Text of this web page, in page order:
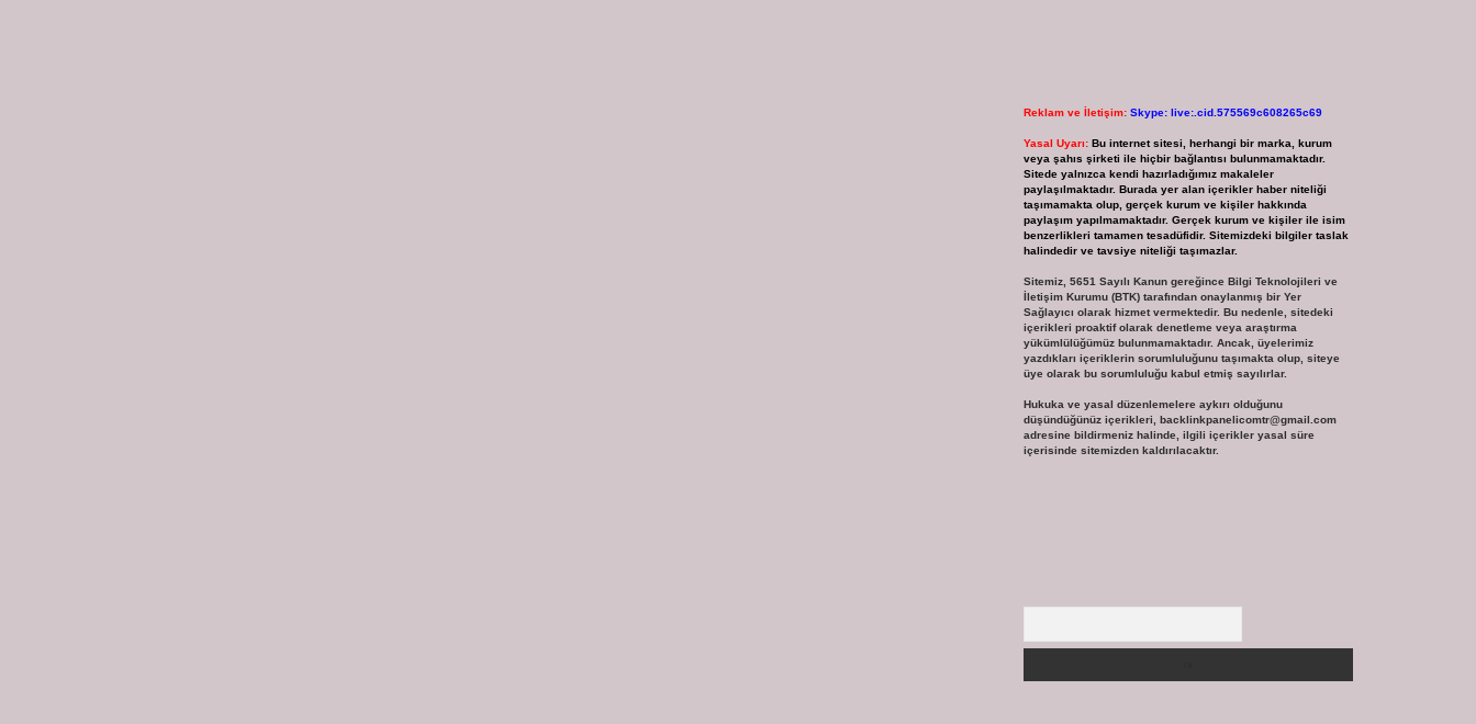
Reklam ve İletişim: Skype: live:.cid.575569c608265c69
Yasal Uyarı: Bu internet sitesi, herhangi bir marka, kurum
veya şahıs şirketi ile hiçbir bağlantısı bulunmamaktadır.
Sitede yalnızca kendi hazırladığımız makaleler
paylaşılmaktadır. Burada yer alan içerikler haber niteliği
taşımamakta olup, gerçek kurum ve kişiler hakkında
paylaşım yapılmamaktadır. Gerçek kurum ve kişiler ile isim
benzerlikleri tamamen tesadüfidir. Sitemizdeki bilgiler taslak
halindedir ve tavsiye niteliği taşımazlar.
Sitemiz, 5651 Sayılı Kanun gereğince Bilgi Teknolojileri ve
İletişim Kurumu (BTK) tarafından onaylanmış bir Yer
Sağlayıcı olarak hizmet vermektedir. Bu nedenle, sitedeki
içerikleri proaktif olarak denetleme veya araştırma
yükümlülüğümüz bulunmamaktadır. Ancak, üyelerimiz
yazdıkları içeriklerin sorumluluğunu taşımakta olup, siteye
üye olarak bu sorumluluğu kabul etmiş sayılırlar.
Hukuka ve yasal düzenlemelere aykırı olduğunu
düşündüğünüz içerikleri, backlinkpanelicomtr@gmail.com
adresine bildirmeniz halinde, ilgili içerikler yasal süre
içerisinde sitemizden kaldırılacaktır.